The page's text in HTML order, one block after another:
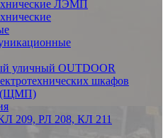
ЛЭМП
уличный OUTDOOR
шкафов
(ЩМП)
209, РЛ 208, КЛ 211